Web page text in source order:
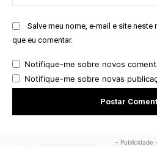
Salve meu nome, e-mail e site
que eu comentar.
Notifique-me sobre novos
Notifique-me sobre novas
- Publicidade -